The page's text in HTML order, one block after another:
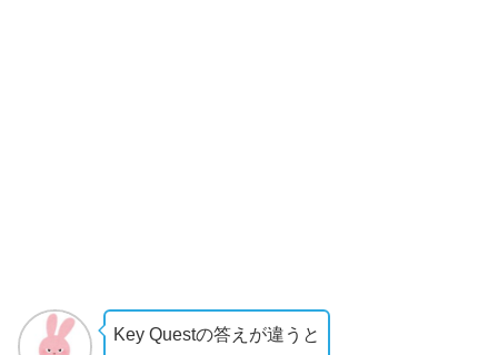
Key Questの答えが違うと